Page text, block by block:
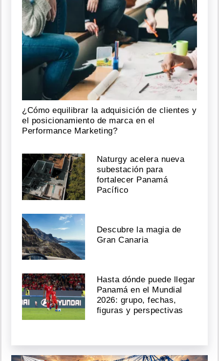
¿Cómo equilibrar la adquisición de clientes y
el posicionamiento de marca en el
Performance Marketing?
Naturgy acelera nueva
subestación para
fortalecer Panamá
Pacífico
Descubre la magia de
Gran Canaria
Hasta dónde puede llegar
Panamá en el Mundial
2026: grupo, fechas,
figuras y perspectivas